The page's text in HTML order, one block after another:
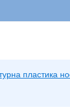
пластика